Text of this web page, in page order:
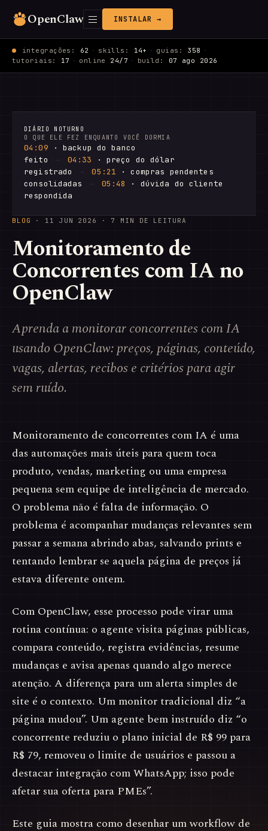
OpenClaw INSTALAR →
integrações: 62 · skills: 14+ · guias: 358 ·
tutoriais: 17 · online 24/7 · build: 07 ago 2026
DIÁRIO NOTURNO
O QUE ELE FEZ ENQUANTO VOCÊ DORMIA
04:09 · backup do banco
feito
04:33 · preço do dólar
registrado
05:21 · compras pendentes
consolidadas
05:48
· dúvida do cliente
respondida
BLOG · 11 JUN 2026 · 7 MIN DE LEITURA
Monitoramento de
Concorrentes com IA no
OpenClaw
Aprenda a monitorar concorrentes com IA
usando OpenClaw: preços, páginas, conteúdo,
vagas, alertas, recibos e critérios para agir
sem ruído.
Monitoramento de concorrentes com IA é uma
das automações mais úteis para quem toca
produto, vendas, marketing ou uma empresa
pequena sem equipe de inteligência de mercado.
O problema não é falta de informação. O
problema é acompanhar mudanças relevantes sem
passar a semana abrindo abas, salvando prints e
tentando lembrar se aquela página de preços já
estava diferente ontem.
Com OpenClaw, esse processo pode virar uma
rotina contínua: o agente visita páginas públicas,
compara conteúdo, registra evidências, resume
mudanças e avisa apenas quando algo merece
atenção. A diferença para um alerta simples de
site é o contexto. Um monitor tradicional diz “a
página mudou”. Um agente bem instruído diz “o
concorrente reduziu o plano inicial de R$ 99 para
R$ 79, removeu o limite de usuários e passou a
destacar integração com WhatsApp; isso pode
afetar sua oferta para PMEs”.
Este guia mostra como desenhar um workflow de